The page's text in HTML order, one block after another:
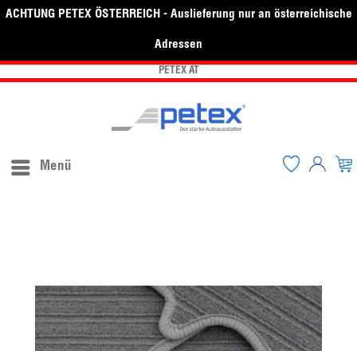
ACHTUNG PETEX ÖSTERREICH - Auslieferung nur an österreichische
Adressen
PETEX AT
Menü